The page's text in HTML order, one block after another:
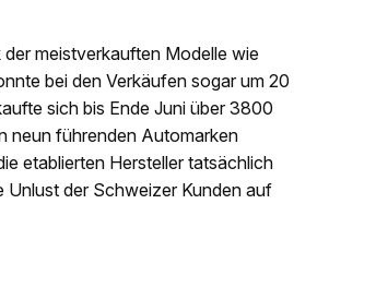
meistverkauften Modelle wie
bei den Verkäufen sogar um 20
sich bis Ende Juni über 3800
neun führenden Automarken
etablierten Hersteller tatsächlich
Unlust der Schweizer Kunden auf